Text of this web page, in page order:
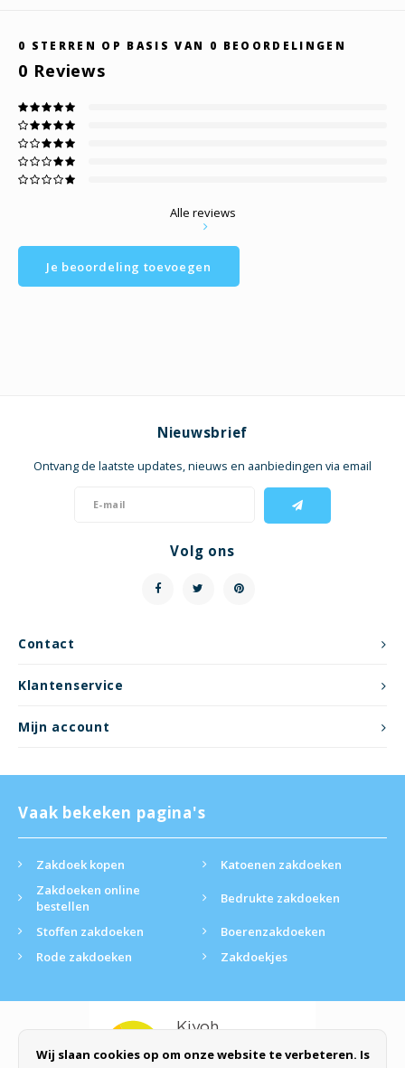
0 STERREN OP BASIS VAN 0 BEOORDELINGEN
0 Reviews
Alle reviews
Je beoordeling toevoegen
Contact
Nieuwsbrief
Ontvang de laatste updates, nieuws en aanbiedingen via email
Volg ons
Klantenservice
Mijn account
Vaak bekeken pagina's
Zakdoek kopen
Katoenen zakdoeken
Zakdoeken online
bestellen
Bedrukte zakdoeken
Stoffen zakdoeken
Boerenzakdoeken
Rode zakdoeken
Zakdoekjes
Wij slaan cookies op om onze website te verbeteren. Is